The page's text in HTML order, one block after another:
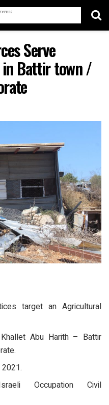
Serve
Battir town /
target an Agricultural
Abu Harith – Battir
Occupation Civil